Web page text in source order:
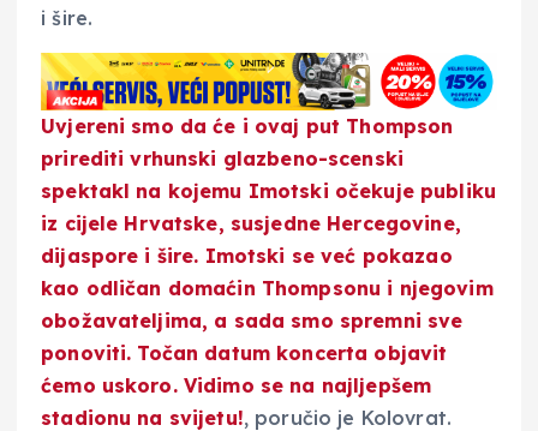
i šire.
Uvjereni smo da će i ovaj put Thompson
prirediti vrhunski glazbeno-scenski
spektakl na kojemu Imotski očekuje publiku
iz cijele Hrvatske, susjedne Hercegovine,
dijaspore i šire. Imotski se već pokazao
kao odličan domaćin Thompsonu i njegovim
obožavateljima, a sada smo spremni sve
ponoviti. Točan datum koncerta objavit
ćemo uskoro. Vidimo se na najljepšem
stadionu na svijetu!, poručio je Kolovrat.